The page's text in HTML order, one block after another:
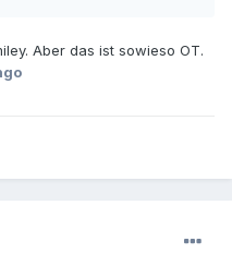
Aber das ist sowieso OT.